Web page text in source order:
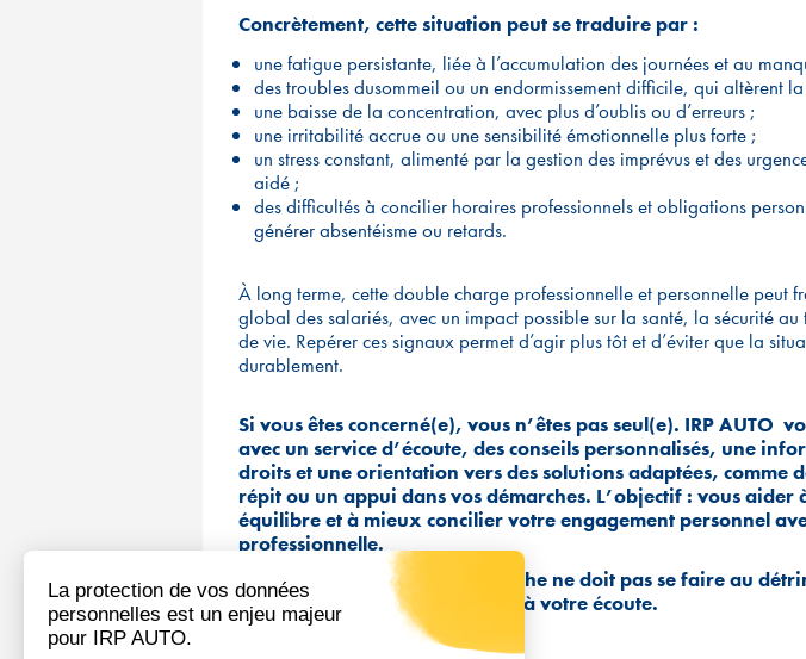
Concrètement, cette situation peut se traduire par :
une fatigue persistante, liée à l’accumulation des journées et au
des troubles dusommeil ou un endormissement difficile, qui altèrent
une baisse de la concentration, avec plus d’oublis ou d’erreurs ;
une irritabilité accrue ou une sensibilité émotionnelle plus forte ;
un stress constant, alimenté par la gestion des imprévus et des
aidé ;
des difficultés à concilier horaires professionnels et obligations
générer absentéisme ou retards.
À long terme, cette double charge professionnelle et personnelle peut
global des salariés, avec un impact possible sur la santé, la sécurité
de vie. Repérer ces signaux permet d’agir plus tôt et d’éviter que la
durablement.
Si vous êtes concerné(e), vous n’êtes pas seul(e). IRP AUTO
avec un service d’écoute, des conseils personnalisés, une
droits et une orientation vers des solutions adaptées, comme
répit ou un appui dans vos démarches. L’objectif : vous aider
équilibre et à mieux concilier votre engagement personnel
professionnelle.
Parce qu’accompagner un proche ne doit pas se faire au
propre santé, nos équipes sont à votre écoute.